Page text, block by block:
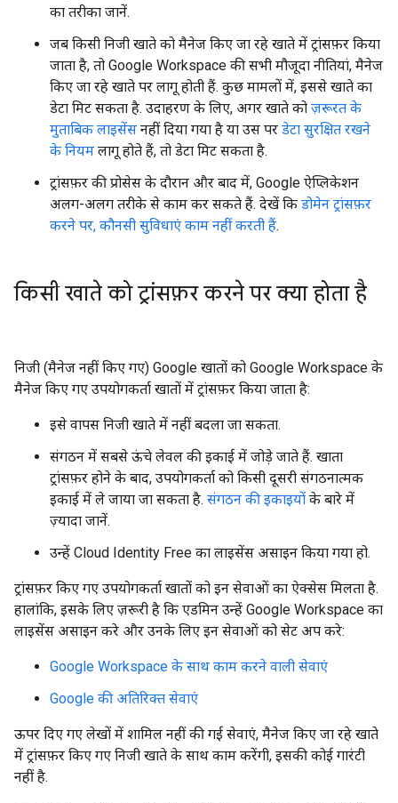
का तरीका जानें.
जब किसी निजी खाते को मैनेज किए जा रहे खाते में ट्रांसफ़र किया
जाता है, तो Google Workspace की सभी मौजूदा नीतियां, मैनेज
किए जा रहे खाते पर लागू होती हैं. कुछ मामलों में, इससे खाते का
डेटा मिट सकता है. उदाहरण के लिए, अगर खाते को ज़रूरत के
मुताबिक लाइसेंस नहीं दिया गया है या उस पर डेटा सुरक्षित रखने
के नियम लागू होते हैं, तो डेटा मिट सकता है.
ट्रांसफ़र की प्रोसेस के दौरान और बाद में, Google ऐप्लिकेशन
अलग-अलग तरीके से काम कर सकते हैं. देखें कि डोमेन ट्रांसफ़र
करने पर, कौनसी सुविधाएं काम नहीं करती हैं.
किसी खाते को ट्रांसफ़र करने पर क्या होता है
निजी (मैनेज नहीं किए गए) Google खातों को Google Workspace के
मैनेज किए गए उपयोगकर्ता खातों में ट्रांसफ़र किया जाता है:
इसे वापस निजी खाते में नहीं बदला जा सकता.
संगठन में सबसे ऊंचे लेवल की इकाई में जोड़े जाते हैं. खाता
ट्रांसफ़र होने के बाद, उपयोगकर्ता को किसी दूसरी संगठनात्मक
इकाई में ले जाया जा सकता है. संगठन की इकाइयों के बारे में
ज़्यादा जानें.
उन्हें Cloud Identity Free का लाइसेंस असाइन किया गया हो.
ट्रांसफ़र किए गए उपयोगकर्ता खातों को इन सेवाओं का ऐक्सेस मिलता है.
हालांकि, इसके लिए ज़रूरी है कि एडमिन उन्हें Google Workspace का
लाइसेंस असाइन करे और उनके लिए इन सेवाओं को सेट अप करे:
Google Workspace के साथ काम करने वाली सेवाएं
Google की अतिरिक्त सेवाएं
ऊपर दिए गए लेखों में शामिल नहीं की गई सेवाएं, मैनेज किए जा रहे खाते
में ट्रांसफ़र किए गए निजी खाते के साथ काम करेंगी, इसकी कोई गारंटी
नहीं है.